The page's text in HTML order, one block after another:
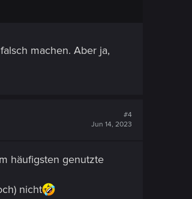
machen. Aber ja,
#4
Jun 14, 2023
häufigsten genutzte
nicht